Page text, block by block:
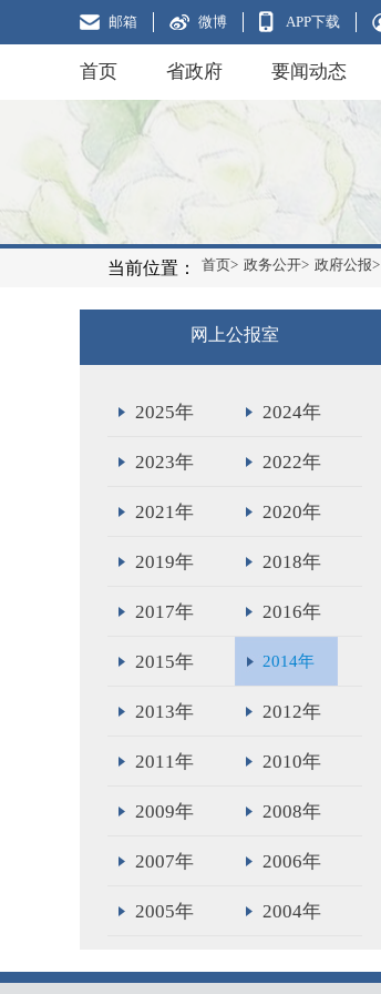
邮箱 微博 APP下载
首页 省政府 要闻动态
当前位置： 首页> 政务公开> 政府公报>
网上公报室
2025年 2024年
2023年 2022年
2021年 2020年
2019年 2018年
2017年 2016年
2015年 2014年
2013年 2012年
2011年 2010年
2009年 2008年
2007年 2006年
2005年 2004年